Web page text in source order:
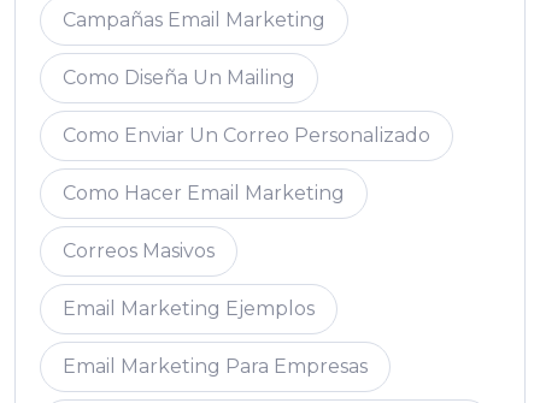
Campañas Email Marketing
Como Diseña Un Mailing
Como Enviar Un Correo Personalizado
Como Hacer Email Marketing
Correos Masivos
Email Marketing Ejemplos
Email Marketing Para Empresas